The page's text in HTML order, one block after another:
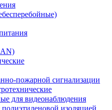
пожарной сигнализации
для видеонаблюдения
изоляцией